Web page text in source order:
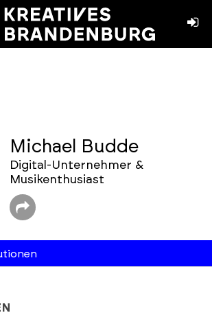
Michael Budde
Digital-Unternehmer &
Musikenthusiast